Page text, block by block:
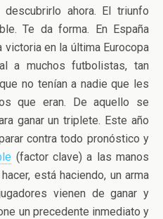
ahora. El triunfo
Te da forma. En España
en la última Eurocopa
a muchos futbolistas, tan
no tenían a nadie que les
que eran. De aquello se
ganar un triplete. Este año
contra todo pronóstico y
(factor clave) a las manos
está haciendo, un arma
vienen de ganar y
un precedente inmediato y